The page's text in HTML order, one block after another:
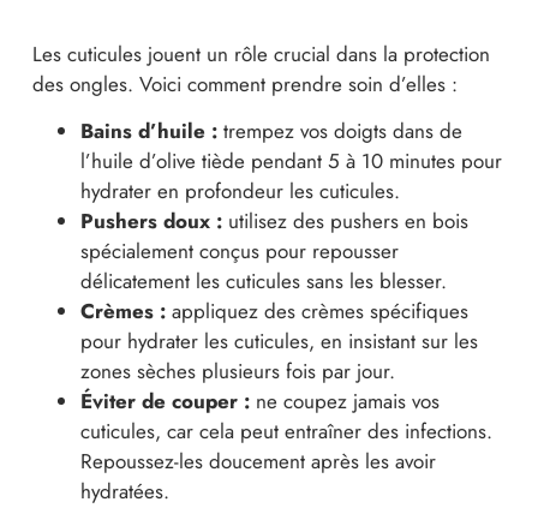
Les cuticules jouent un rôle crucial dans la protection
des ongles. Voici comment prendre soin d’elles :
Bains d’huile : trempez vos doigts dans de
l’huile d’olive tiède pendant 5 à 10 minutes pour
hydrater en profondeur les cuticules.
Pushers doux : utilisez des pushers en bois
spécialement conçus pour repousser
délicatement les cuticules sans les blesser.
Crèmes : appliquez des crèmes spécifiques
pour hydrater les cuticules, en insistant sur les
zones sèches plusieurs fois par jour.
Éviter de couper : ne coupez jamais vos
cuticules, car cela peut entraîner des infections.
Repoussez-les doucement après les avoir
hydratées.